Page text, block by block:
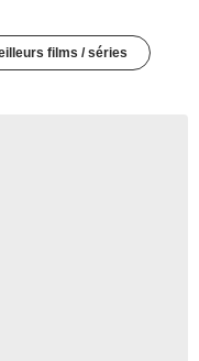
films / séries